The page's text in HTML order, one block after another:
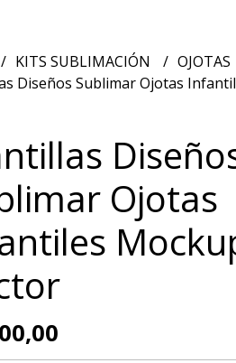
KITS SUBLIMACIÓN
OJOTAS
Diseños Sublimar Ojotas
Ojotas